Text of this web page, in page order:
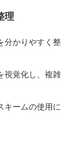
理
分かりやすく整
視覚化し、複雑
キームの使用に